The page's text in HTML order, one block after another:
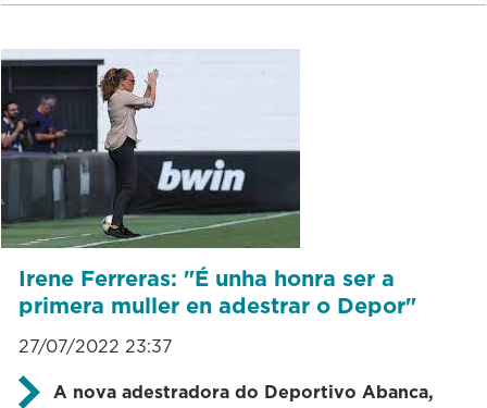
Irene Ferreras: "É unha honra ser a
primera muller en adestrar o Depor"
27/07/2022 23:37
A nova adestradora do Deportivo Abanca,